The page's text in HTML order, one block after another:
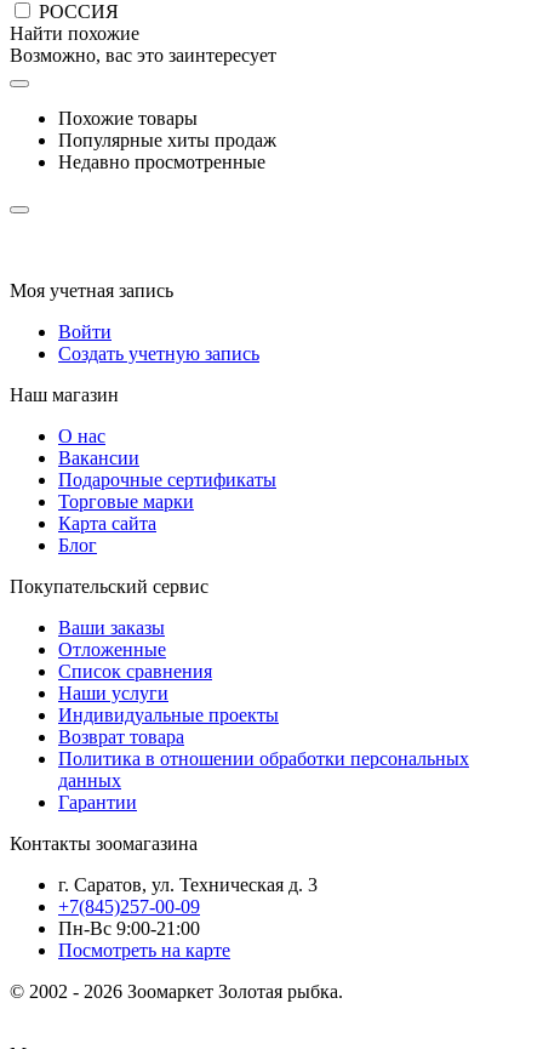
РОССИЯ
Найти похожие
Возможно, вас это заинтересует
Похожие товары
Популярные хиты продаж
Недавно просмотренные
Моя учетная запись
Войти
Создать учетную запись
Наш магазин
О нас
Вакансии
Подарочные сертификаты
Торговые марки
Карта сайта
Блог
Покупательский сервис
Ваши заказы
Отложенные
Список сравнения
Наши услуги
Индивидуальные проекты
Возврат товара
Политика в отношении обработки персональных
данных
Гарантии
Контакты зоомагазина
г. Саратов, ул. Техническая д. 3
+7(845)257-00-09
Пн-Вс 9:00-21:00
Посмотреть на карте
© 2002 - 2026 Зоомаркет Золотая рыбка.